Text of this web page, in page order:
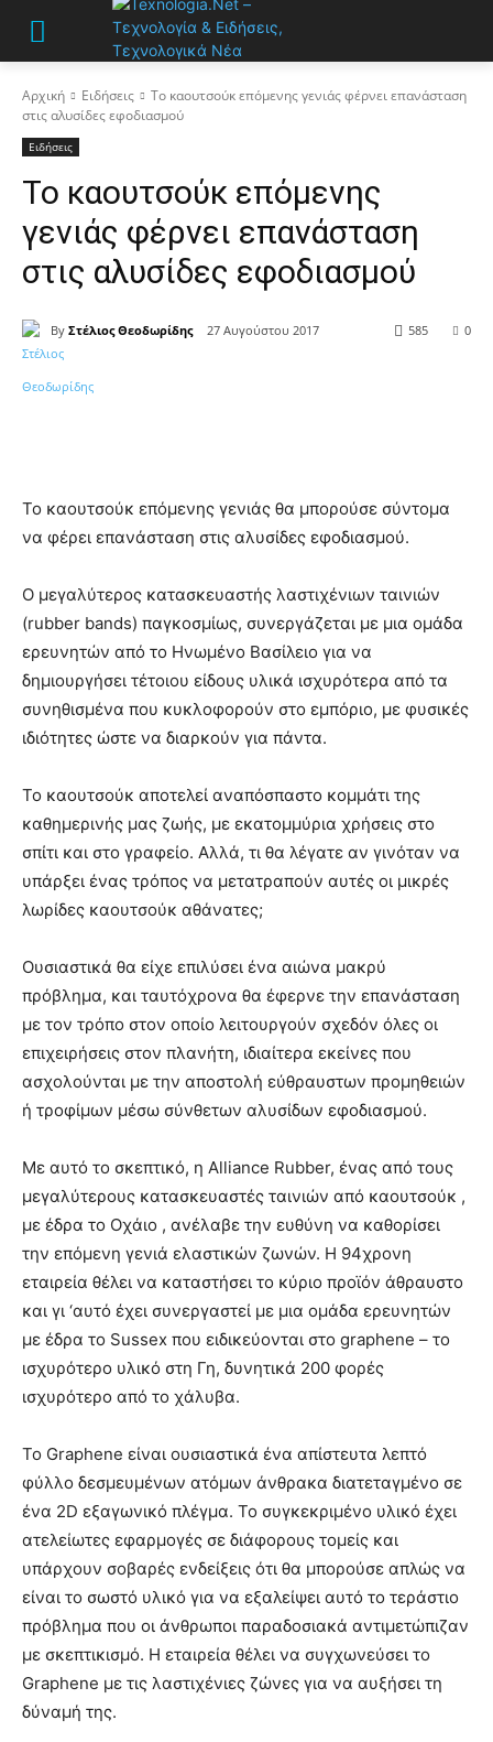
Αρχική Ειδήσεις
Το καουτσούκ επόμενης γενιάς φέρνει επανάσταση
στις αλυσίδες εφοδιασμού
Ειδήσεις
Το καουτσούκ επόμενης
γενιάς φέρνει επανάσταση
στις αλυσίδες εφοδιασμού
By Στέλιος Θεοδωρίδης 27 Αυγούστου 2017 0
585
Το καουτσούκ επόμενης γενιάς θα μπορούσε σύντομα
να φέρει επανάσταση στις αλυσίδες εφοδιασμού.
Ο μεγαλύτερος κατασκευαστής λαστιχένιων ταινιών
(rubber bands) παγκοσμίως, συνεργάζεται με μια ομάδα
ερευνητών από το Ηνωμένο Βασίλειο για να
δημιουργήσει τέτοιου είδους υλικά ισχυρότερα από τα
συνηθισμένα που κυκλοφορούν στο εμπόριο, με φυσικές
ιδιότητες ώστε να διαρκούν για πάντα.
Το καουτσούκ αποτελεί αναπόσπαστο κομμάτι της
καθημερινής μας ζωής, με εκατομμύρια χρήσεις στο
σπίτι και στο γραφείο. Αλλά, τι θα λέγατε αν γινόταν να
υπάρξει ένας τρόπος να μετατραπούν αυτές οι μικρές
λωρίδες καουτσούκ αθάνατες;
Ουσιαστικά θα είχε επιλύσει ένα αιώνα μακρύ
πρόβλημα, και ταυτόχρονα θα έφερνε την επανάσταση
με τον τρόπο στον οποίο λειτουργούν σχεδόν όλες οι
επιχειρήσεις στον πλανήτη, ιδιαίτερα εκείνες που
ασχολούνται με την αποστολή εύθραυστων προμηθειών
ή τροφίμων μέσω σύνθετων αλυσίδων εφοδιασμού.
Με αυτό το σκεπτικό, η Alliance Rubber, ένας από τους
μεγαλύτερους κατασκευαστές ταινιών από καουτσούκ ,
με έδρα το Οχάιο , ανέλαβε την ευθύνη να καθορίσει
την επόμενη γενιά ελαστικών ζωνών. Η 94χρονη
εταιρεία θέλει να καταστήσει το κύριο προϊόν άθραυστο
και γι ‘αυτό έχει συνεργαστεί με μια ομάδα ερευνητών
με έδρα το Sussex που ειδικεύονται στο graphene – το
ισχυρότερο υλικό στη Γη, δυνητικά 200 φορές
ισχυρότερο από το χάλυβα.
Το Graphene είναι ουσιαστικά ένα απίστευτα λεπτό
φύλλο δεσμευμένων ατόμων άνθρακα διατεταγμένο σε
ένα 2D εξαγωνικό πλέγμα. Το συγκεκριμένο υλικό έχει
ατελείωτες εφαρμογές σε διάφορους τομείς και
υπάρχουν σοβαρές ενδείξεις ότι θα μπορούσε απλώς να
είναι το σωστό υλικό για να εξαλείψει αυτό το τεράστιο
πρόβλημα που οι άνθρωποι παραδοσιακά αντιμετώπιζαν
με σκεπτικισμό. Η εταιρεία θέλει να συγχωνεύσει το
Graphene με τις λαστιχένιες ζώνες για να αυξήσει τη
δύναμή της.